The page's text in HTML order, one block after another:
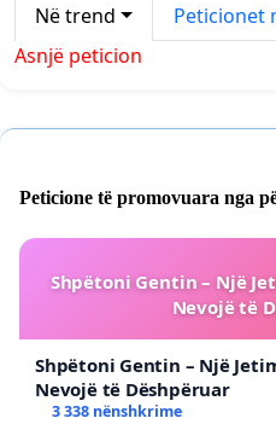
Në trend
Peticionet
Asnjë peticion
Peticione të promovuara nga
Shpëtoni Gentin – Një
Nevojë të
Shpëtoni Gentin – Një
Nevojë të Dëshpëruar
3 338 nënshkrime